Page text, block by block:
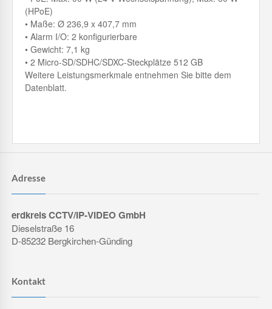
(HPoE)
• Maße: Ø 236,9 x 407,7 mm
• Alarm I/O: 2 konfigurierbare
• Gewicht: 7,1 kg
• 2 Micro-SD/SDHC/SDXC-Steckplätze 512 GB
Weitere Leistungsmerkmale entnehmen Sie bitte dem
Datenblatt.
Adresse
erdkreis CCTV/IP-VIDEO GmbH
Dieselstraße 16
D-85232 Bergkirchen-Günding
Kontakt